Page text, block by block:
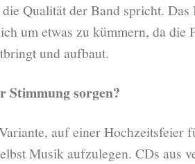
Qualität der Band spricht.
um etwas zu kümmern, da die
und aufbaut.
Stimmung sorgen?
auf einer Hochzeitsfeier
Musik aufzulegen. CDs aus